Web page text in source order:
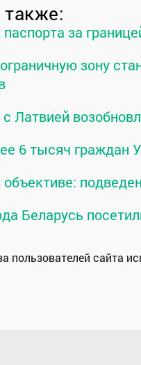
также:
за
зону
Латвией
6 тысяч граждан
Беларусь
пользователей сайта